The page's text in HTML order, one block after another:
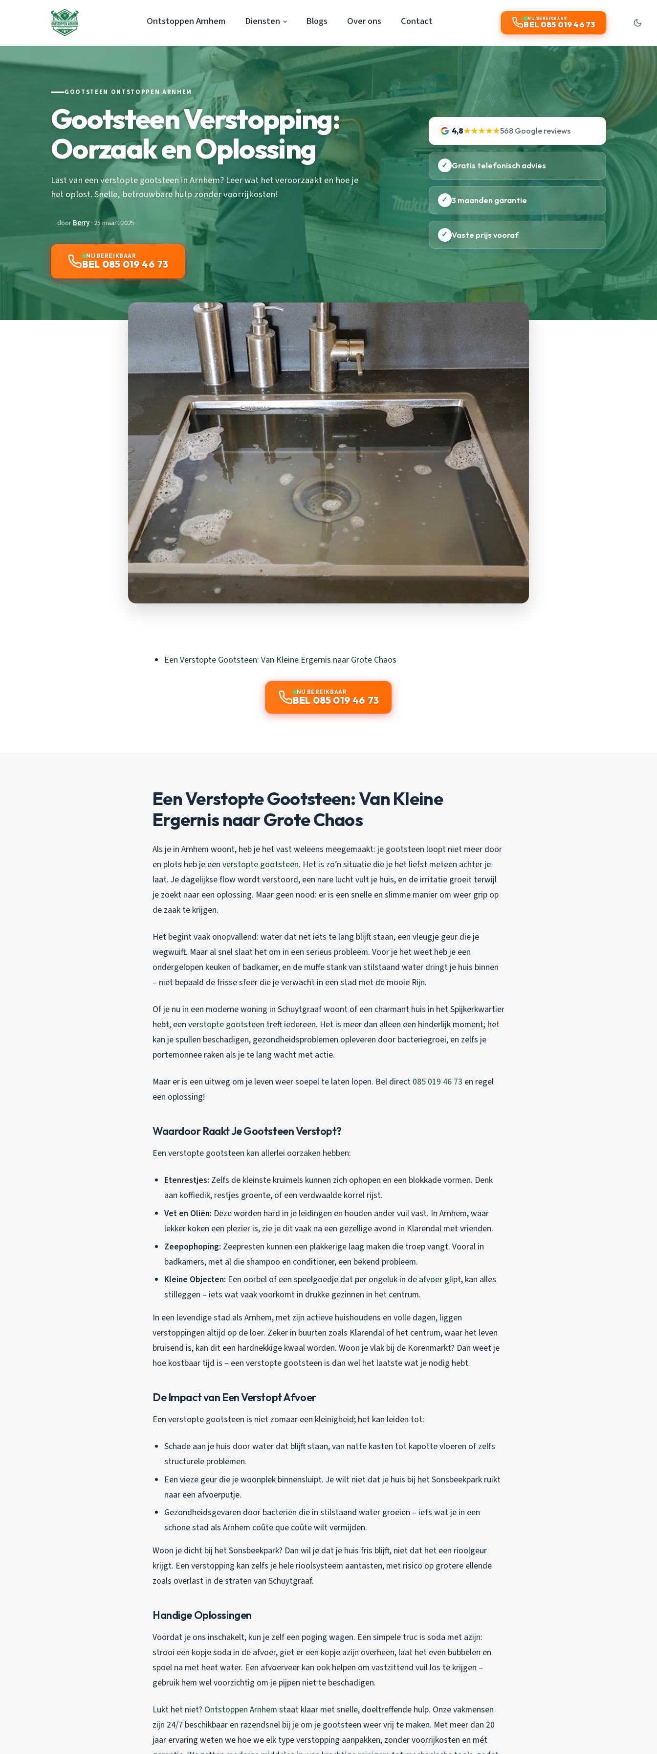
Ontstoppen Arnhem Diensten Blogs Over ons Contact NU BEREIKBAAR
BEL 085 019 46 73
GOOTSTEEN ONTSTOPPEN ARNHEM
Gootsteen Verstopping:
Oorzaak en Oplossing
Last van een verstopte gootsteen in Arnhem? Leer wat het veroorzaakt en hoe je
het oplost. Snelle, betrouwbare hulp zonder voorrijkosten!
doorBerry· 25 maart 2025
NU BEREIKBAAR
BEL 085 019 46 73
4,8★★★★★568 Google reviews
✓ Gratis telefonisch advies
✓ 3 maanden garantie
✓ Vaste prijs vooraf
Een Verstopte Gootsteen: Van Kleine Ergernis naar Grote Chaos
NU BEREIKBAAR
BEL 085 019 46 73
Een Verstopte Gootsteen: Van Kleine
Ergernis naar Grote Chaos
Als je in Arnhem woont, heb je het vast weleens meegemaakt: je gootsteen loopt niet meer door
en plots heb je een verstopte gootsteen. Het is zo’n situatie die je het liefst meteen achter je
laat. Je dagelijkse flow wordt verstoord, een nare lucht vult je huis, en de irritatie groeit terwijl
je zoekt naar een oplossing. Maar geen nood: er is een snelle en slimme manier om weer grip op
de zaak te krijgen.
Het begint vaak onopvallend: water dat net iets te lang blijft staan, een vleugje geur die je
wegwuift. Maar al snel slaat het om in een serieus probleem. Voor je het weet heb je een
ondergelopen keuken of badkamer, en de muffe stank van stilstaand water dringt je huis binnen
– niet bepaald de frisse sfeer die je verwacht in een stad met de mooie Rijn.
Of je nu in een moderne woning in Schuytgraaf woont of een charmant huis in het Spijkerkwartier
hebt, een verstopte gootsteen treft iedereen. Het is meer dan alleen een hinderlijk moment; het
kan je spullen beschadigen, gezondheidsproblemen opleveren door bacteriegroei, en zelfs je
portemonnee raken als je te lang wacht met actie.
Maar er is een uitweg om je leven weer soepel te laten lopen. Bel direct 085 019 46 73 en regel
een oplossing!
Waardoor Raakt Je Gootsteen Verstopt?
Een verstopte gootsteen kan allerlei oorzaken hebben:
Etenrestjes: Zelfs de kleinste kruimels kunnen zich ophopen en een blokkade vormen. Denk
aan koffiedik, restjes groente, of een verdwaalde korrel rijst.
Vet en Oliën: Deze worden hard in je leidingen en houden ander vuil vast. In Arnhem, waar
lekker koken een plezier is, zie je dit vaak na een gezellige avond in Klarendal met vrienden.
Zeepophoping: Zeepresten kunnen een plakkerige laag maken die troep vangt. Vooral in
badkamers, met al die shampoo en conditioner, een bekend probleem.
Kleine Objecten: Een oorbel of een speelgoedje dat per ongeluk in de afvoer glipt, kan alles
stilleggen – iets wat vaak voorkomt in drukke gezinnen in het centrum.
In een levendige stad als Arnhem, met zijn actieve huishoudens en volle dagen, liggen
verstoppingen altijd op de loer. Zeker in buurten zoals Klarendal of het centrum, waar het leven
bruisend is, kan dit een hardnekkige kwaal worden. Woon je vlak bij de Korenmarkt? Dan weet je
hoe kostbaar tijd is – een verstopte gootsteen is dan wel het laatste wat je nodig hebt.
De Impact van Een Verstopt Afvoer
Een verstopte gootsteen is niet zomaar een kleinigheid; het kan leiden tot:
Schade aan je huis door water dat blijft staan, van natte kasten tot kapotte vloeren of zelfs
structurele problemen.
Een vieze geur die je woonplek binnensluipt. Je wilt niet dat je huis bij het Sonsbeekpark ruikt
naar een afvoerputje.
Gezondheidsgevaren door bacteriën die in stilstaand water groeien – iets wat je in een
schone stad als Arnhem coûte que coûte wilt vermijden.
Woon je dicht bij het Sonsbeekpark? Dan wil je dat je huis fris blijft, niet dat het een rioolgeur
krijgt. Een verstopping kan zelfs je hele rioolsysteem aantasten, met risico op grotere ellende
zoals overlast in de straten van Schuytgraaf.
Handige Oplossingen
Voordat je ons inschakelt, kun je zelf een poging wagen. Een simpele truc is soda met azijn:
strooi een kopje soda in de afvoer, giet er een kopje azijn overheen, laat het even bubbelen en
spoel na met heet water. Een afvoerveer kan ook helpen om vastzittend vuil los te krijgen –
gebruik hem wel voorzichtig om je pijpen niet te beschadigen.
Lukt het niet? Ontstoppen Arnhem staat klaar met snelle, doeltreffende hulp. Onze vakmensen
zijn 24/7 beschikbaar en razendsnel bij je om je gootsteen weer vrij te maken. Met meer dan 20
jaar ervaring weten we hoe we elk type verstopping aanpakken, zonder voorrijkosten en mét